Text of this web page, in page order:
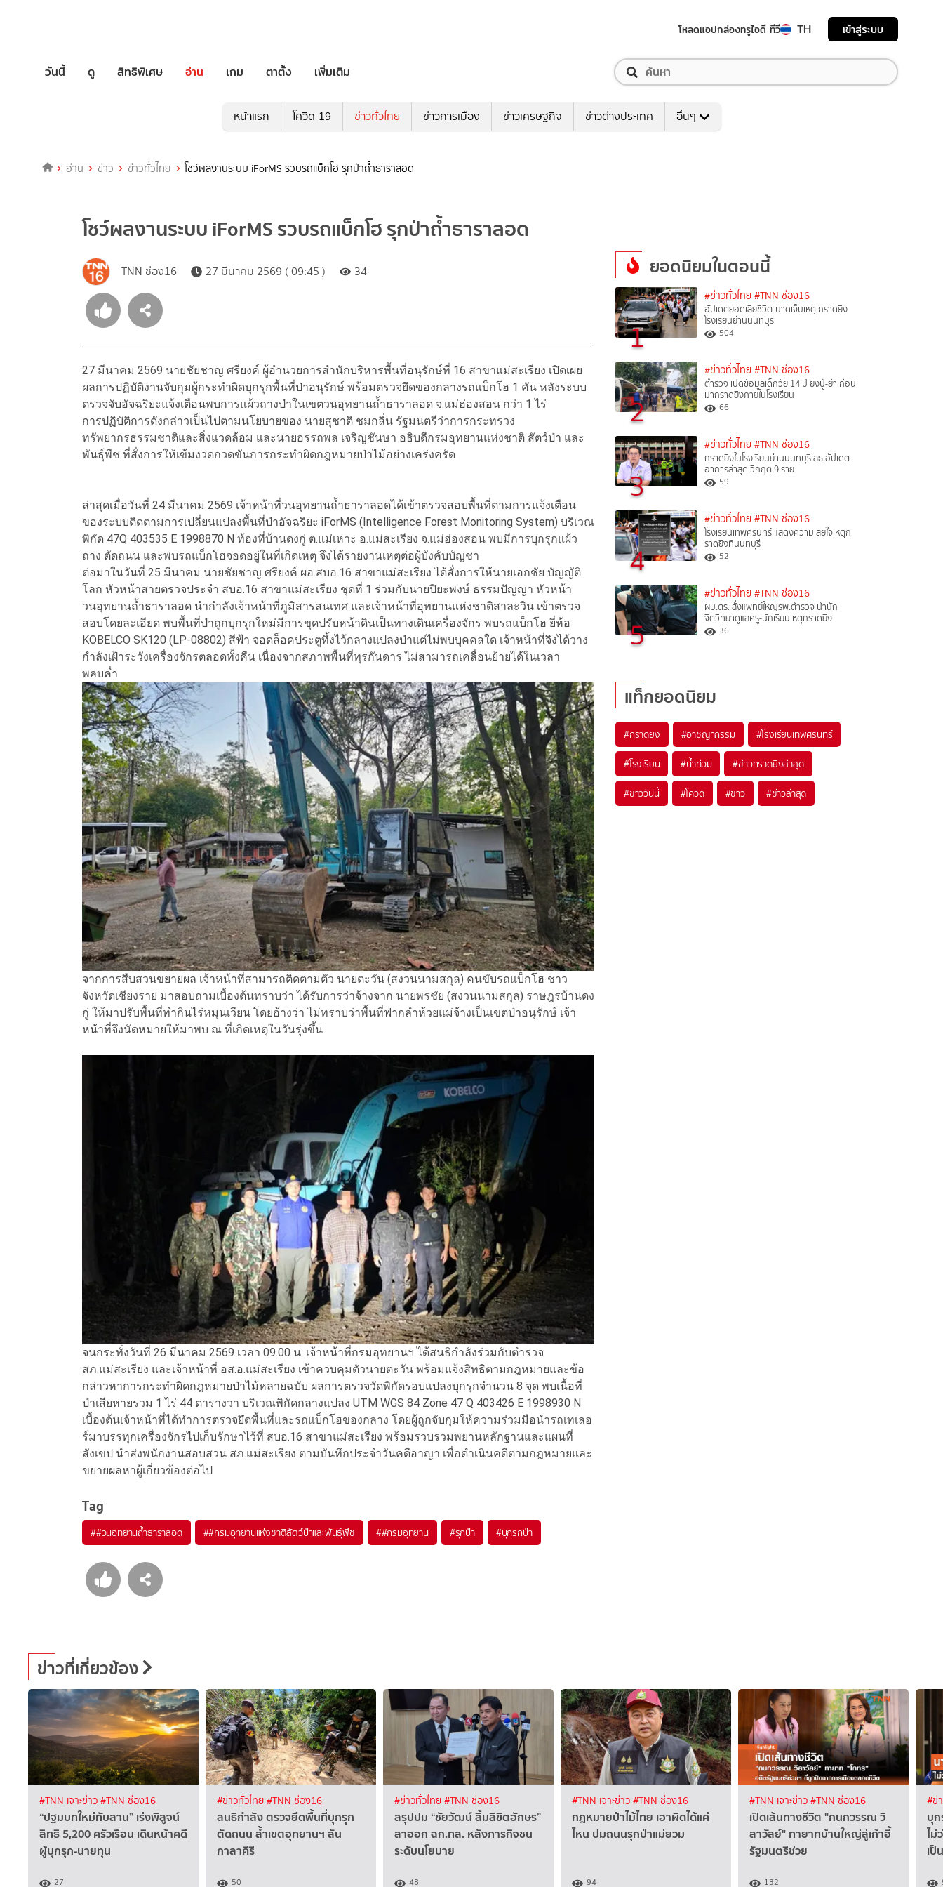
โหลดแอปกล่องทรูไอดี ทีวี TH เข้าสู่ระบบ
วันนี้ ดู สิทธิพิเศษ อ่าน เกม ตาตั้ง เพิ่มเติม
หน้าแรก โควิด-19 ข่าวทั่วไทย ข่าวการเมือง ข่าวเศรษฐกิจ ข่าวต่างประเทศ อื่นๆ
อ่าน ข่าว ข่าวทั่วไทย โชว์ผลงานระบบ iForMS รวบรถแบ็กโฮ รุกป่าถ้ำธาราลอด
โชว์ผลงานระบบ iForMS รวบรถแบ็กโฮ รุกป่าถ้ำธาราลอด
TNN ช่อง16 27 มีนาคม 2569 ( 09:45 ) 34
27 มีนาคม 2569 นายชัยชาญ ศรียงค์ ผู้อำนวยการสำนักบริหารพื้นที่อนุรักษ์ที่ 16 สาขาแม่สะเรียง เปิดเผย
ผลการปฏิบัติงานจับกุมผู้กระทำผิดบุกรุกพื้นที่ป่าอนุรักษ์ พร้อมตรวจยึดของกลางรถแบ็กโฮ 1 คัน หลังระบบ
ตรวจจับอัจฉริยะแจ้งเตือนพบการแผ้วถางป่าในเขตวนอุทยานถ้ำธาราลอด จ.แม่ฮ่องสอน กว่า 1 ไร่
การปฏิบัติการดังกล่าวเป็นไปตามนโยบายของ นายสุชาติ ชมกลิ่น รัฐมนตรีว่าการกระทรวง
ทรัพยากรธรรมชาติและสิ่งแวดล้อม และนายอรรถพล เจริญชันษา อธิบดีกรมอุทยานแห่งชาติ สัตว์ป่า และ
พันธุ์พืช ที่สั่งการให้เข้มงวดกวดขันการกระทำผิดกฎหมายป่าไม้อย่างเคร่งครัด
ล่าสุดเมื่อวันที่ 24 มีนาคม 2569 เจ้าหน้าที่วนอุทยานถ้ำธาราลอดได้เข้าตรวจสอบพื้นที่ตามการแจ้งเตือน
ของระบบติดตามการเปลี่ยนแปลงพื้นที่ป่าอัจฉริยะ iForMS (Intelligence Forest Monitoring System) บริเวณ
พิกัด 47Q 403535 E 1998870 N ท้องที่บ้านดงกู่ ต.แม่เหาะ อ.แม่สะเรียง จ.แม่ฮ่องสอน พบมีการบุกรุกแผ้ว
ถาง ตัดถนน และพบรถแบ็กโฮจอดอยู่ในที่เกิดเหตุ จึงได้รายงานเหตุต่อผู้บังคับบัญชา
ต่อมาในวันที่ 25 มีนาคม นายชัยชาญ ศรียงค์ ผอ.สบอ.16 สาขาแม่สะเรียง ได้สั่งการให้นายเอกชัย บัญญัติ
โลก หัวหน้าสายตรวจประจำ สบอ.16 สาขาแม่สะเรียง ชุดที่ 1 ร่วมกับนายปิยะพงษ์ ธรรมปัญญา หัวหน้า
วนอุทยานถ้ำธาราลอด นำกำลังเจ้าหน้าที่ภูมิสารสนเทศ และเจ้าหน้าที่อุทยานแห่งชาติสาละวิน เข้าตรวจ
สอบโดยละเอียด พบพื้นที่ป่าถูกบุกรุกใหม่มีการขุดปรับหน้าดินเป็นทางเดินเครื่องจักร พบรถแบ็กโฮ ยี่ห้อ
KOBELCO SK120 (LP-08802) สีฟ้า จอดล็อคประตูทิ้งไว้กลางแปลงป่าแต่ไม่พบบุคคลใด เจ้าหน้าที่จึงได้วาง
กำลังเฝ้าระวังเครื่องจักรตลอดทั้งคืน เนื่องจากสภาพพื้นที่ทุรกันดาร ไม่สามารถเคลื่อนย้ายได้ในเวลา
พลบค่ำ
จากการสืบสวนขยายผล เจ้าหน้าที่สามารถติดตามตัว นายตะวัน (สงวนนามสกุล) คนขับรถแบ็กโฮ ชาว
จังหวัดเชียงราย มาสอบถามเบื้องต้นทราบว่า ได้รับการว่าจ้างจาก นายพรชัย (สงวนนามสกุล) ราษฎรบ้านดง
กู่ ให้มาปรับพื้นที่ทำกินไร่หมุนเวียน โดยอ้างว่า ไม่ทราบว่าพื้นที่ฟากลำห้วยแม่จ้างเป็นเขตป่าอนุรักษ์ เจ้า
หน้าที่จึงนัดหมายให้มาพบ ณ ที่เกิดเหตุในวันรุ่งขึ้น
จนกระทั่งวันที่ 26 มีนาคม 2569 เวลา 09.00 น. เจ้าหน้าที่กรมอุทยานฯ ได้สนธิกำลังร่วมกับตำรวจ
สภ.แม่สะเรียง และเจ้าหน้าที่ อส.อ.แม่สะเรียง เข้าควบคุมตัวนายตะวัน พร้อมแจ้งสิทธิตามกฎหมายและข้อ
กล่าวหาการกระทำผิดกฎหมายป่าไม้หลายฉบับ ผลการตรวจวัดพิกัดรอบแปลงบุกรุกจำนวน 8 จุด พบเนื้อที่
ป่าเสียหายรวม 1 ไร่ 44 ตารางวา บริเวณพิกัดกลางแปลง UTM WGS 84 Zone 47 Q 403426 E 1998930 N
เบื้องต้นเจ้าหน้าที่ได้ทำการตรวจยึดพื้นที่และรถแบ็กโฮของกลาง โดยผู้ถูกจับกุมให้ความร่วมมือนำรถเทเลอ
ร์มาบรรทุกเครื่องจักรไปเก็บรักษาไว้ที่ สบอ.16 สาขาแม่สะเรียง พร้อมรวบรวมพยานหลักฐานและแผนที่
สังเขป นำส่งพนักงานสอบสวน สภ.แม่สะเรียง ตามบันทึกประจำวันคดีอาญา เพื่อดำเนินคดีตามกฎหมายและ
ขยายผลหาผู้เกี่ยวข้องต่อไป
Tag
##วนอุทยานถ้ำธาราลอด ##กรมอุทยานแห่งชาติสัตว์ป่าและพันธุ์พืช ##กรมอุทยาน #รุกป่า #บุกรุกป่า
ยอดนิยมในตอนนี้
1
#ข่าวทั่วไทย #TNN ช่อง16
อัปเดตยอดเสียชีวิต-บาดเจ็บเหตุ กราดยิง
โรงเรียนย่านนนทบุรี
504
2
#ข่าวทั่วไทย #TNN ช่อง16
ตำรวจ เปิดข้อมูลเด็กวัย 14 ปี ยิงปู่-ย่า ก่อน
มากราดยิงภายในโรงเรียน
66
3
#ข่าวทั่วไทย #TNN ช่อง16
กราดยิงในโรงเรียนย่านนนทบุรี สธ.อัปเดต
อาการล่าสุด วิกฤต 9 ราย
59
4
#ข่าวทั่วไทย #TNN ช่อง16
โรงเรียนเทพศิรินทร์ แสดงความเสียใจเหตุก
ราดยิงที่นนทบุรี
52
5
#ข่าวทั่วไทย #TNN ช่อง16
ผบ.ตร. สั่งแพทย์ใหญ่รพ.ตำรวจ นำนัก
จิตวิทยาดูแลครู-นักเรียนเหตุกราดยิง
36
แท็กยอดนิยม
#กราดยิง #อาชญากรรม #โรงเรียนเทพศิรินทร์
#โรงเรียน #น้ำท่วม #ข่าวกราดยิงล่าสุด
#ข่าววันนี้ #โควิด #ข่าว #ข่าวล่าสุด
ข่าวที่เกี่ยวข้อง
#TNN เจาะข่าว#TNN ช่อง16
“ปฐมบทใหม่ทับลาน” เร่งพิสูจน์
สิทธิ 5,200 ครัวเรือน เดินหน้าคดี
ผู้บุกรุก-นายทุน
27
#ข่าวทั่วไทย#TNN ช่อง16
สนธิกำลัง ตรวจยึดพื้นที่บุกรุก
ตัดถนน ล้ำเขตอุทยานฯ สัน
กาลาคีรี
50
#ข่าวทั่วไทย#TNN ช่อง16
สรุปปม “ชัยวัฒน์ ลิ้มลิขิตอักษร”
ลาออก ฉก.ทส. หลังภารกิจชน
ระดับนโยบาย
48
#TNN เจาะข่าว#TNN ช่อง16
กฎหมายป่าไม้ไทย เอาผิดได้แค่
ไหน ปมถนนรุกป่าแม่ยวม
94
#TNN เจาะข่าว#TNN ช่อง16
เปิดเส้นทางชีวิต "กนกวรรณ วิ
ลาวัลย์" ทายาทบ้านใหญ่สู่เก้าอี้
รัฐมนตรีช่วย
132
#ข่
บุ
ไม่
เป็